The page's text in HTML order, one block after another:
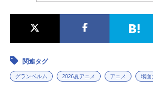
関連タグ
グランベルム 2026夏アニメ アニメ 場面